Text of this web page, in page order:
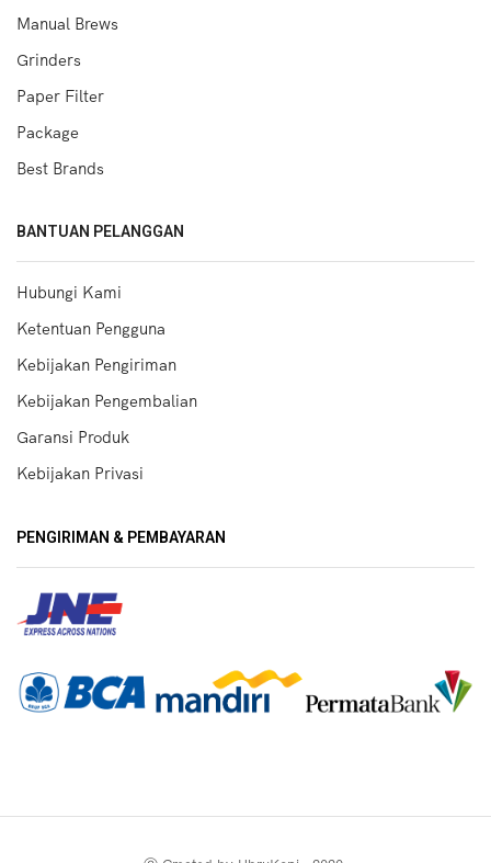
Manual Brews
Grinders
Paper Filter
Package
Best Brands
BANTUAN PELANGGAN
Hubungi Kami
Ketentuan Pengguna
Kebijakan Pengiriman
Kebijakan Pengembalian
Garansi Produk
Kebijakan Privasi
PENGIRIMAN & PEMBAYARAN